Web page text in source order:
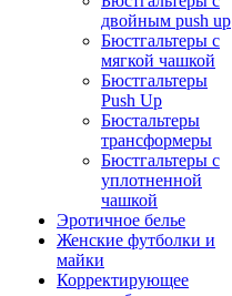
двойным push up
Бюстгальтеры с
мягкой чашкой
Бюстгальтеры
Push Up
Бюстальтеры
трансформеры
Бюстгальтеры с
уплотненной
чашкой
Эротичное белье
Женские футболки и
майки
Корректирующее